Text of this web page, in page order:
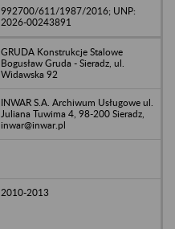
992700/611/1987/2016; UNP:
2026-00243891
GRUDA Konstrukcje Stalowe
Bogusław Gruda - Sieradz, ul.
Widawska 92
INWAR S.A. Archiwum Usługowe ul.
Juliana Tuwima 4, 98-200 Sieradz,
inwar@inwar.pl
2010-2013